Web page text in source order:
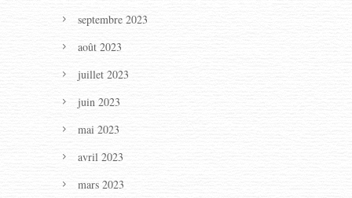
septembre 2023
août 2023
juillet 2023
juin 2023
mai 2023
avril 2023
mars 2023